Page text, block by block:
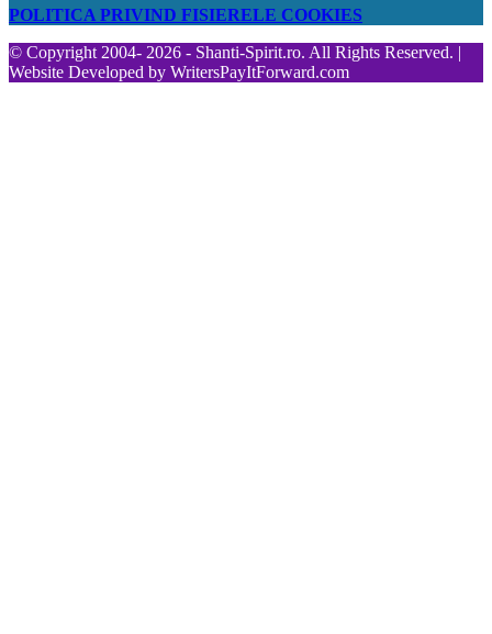
POLITICA PRIVIND FISIERELE COOKIES
© Copyright 2004- 2026 - Shanti-Spirit.ro. All Rights Reserved. |
Website Developed by WritersPayItForward.com